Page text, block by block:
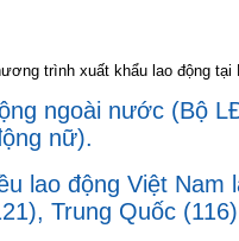
trình xuất khẩu lao động tại
ngoài nước (Bộ
nữ).
lao động Việt
Trung Quốc